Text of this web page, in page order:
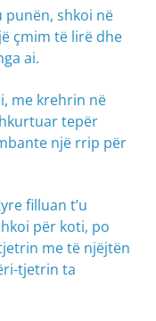
punën, shkoi në
çmim të lirë dhe
ai.
me krehrin në
tepër
një rrip për
filluan t’u
për koti, po
me të njëjtën
tjetrin ta